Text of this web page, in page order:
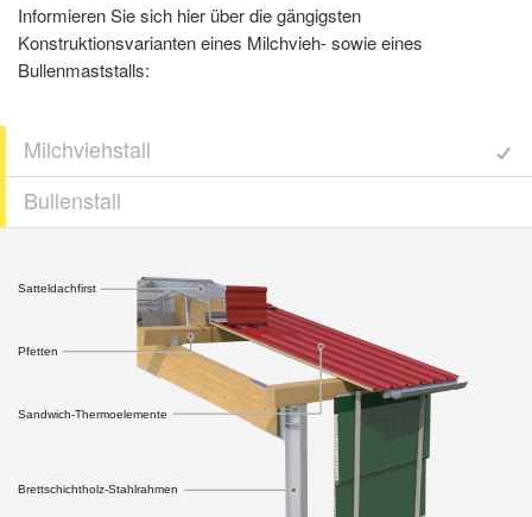
Informieren Sie sich hier über die gängigsten
Konstruktionsvarianten eines Milchvieh- sowie eines
Bullenmaststalls:
Milchviehstall
Bullenstall